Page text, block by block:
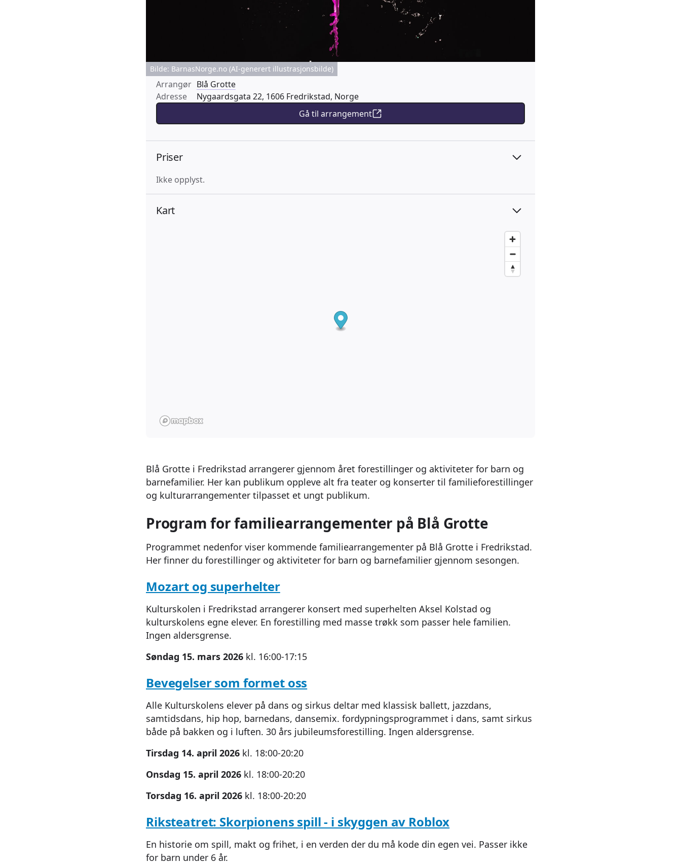
Bilde: BarnasNorge.no (AI-generert illustrasjonsbilde)
Arrangør Blå Grotte
Adresse
Nygaardsgata 22, 1606 Fredrikstad, Norge
Gå til arrangement
Priser
Ikke opplyst.
Kart
Blå Grotte i Fredrikstad arrangerer gjennom året forestillinger og aktiviteter for barn og
barnefamilier. Her kan publikum oppleve alt fra teater og konserter til familieforestillinger
og kulturarrangementer tilpasset et ungt publikum.
Program for familiearrangementer på Blå Grotte
Programmet nedenfor viser kommende familiearrangementer på Blå Grotte i Fredrikstad.
Her finner du forestillinger og aktiviteter for barn og barnefamilier gjennom sesongen.
Mozart og superhelter
Kulturskolen i Fredrikstad arrangerer konsert med superhelten Aksel Kolstad og
kulturskolens egne elever. En forestilling med masse trøkk som passer hele familien.
Ingen aldersgrense.
Søndag 15. mars 2026 kl. 16:00-17:15
Bevegelser som formet oss
Alle Kulturskolens elever på dans og sirkus deltar med klassisk ballett, jazzdans,
samtidsdans, hip hop, barnedans, dansemix. fordypningsprogrammet i dans, samt sirkus
både på bakken og i luften. 30 års jubileumsforestilling. Ingen aldersgrense.
Tirsdag 14. april 2026 kl. 18:00-20:20
Onsdag 15. april 2026 kl. 18:00-20:20
Torsdag 16. april 2026 kl. 18:00-20:20
Riksteatret: Skorpionens spill - i skyggen av Roblox
En historie om spill, makt og frihet, i en verden der du må kode din egen vei. Passer ikke
for barn under 6 år.